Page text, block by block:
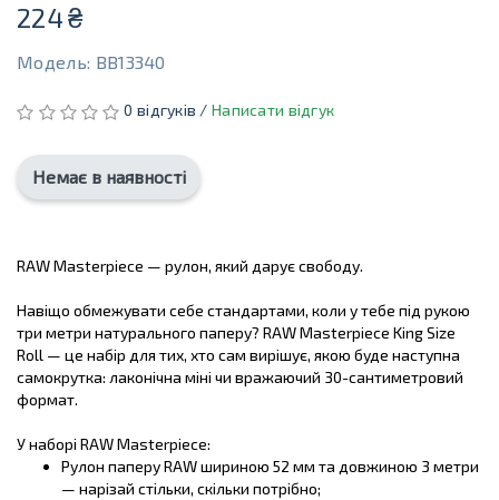
224₴
Модель: BB13340
0 відгуків /Написати відгук
Немає в наявності
RAW Masterpiece — рулон, який дарує свободу.
Навіщо обмежувати себе стандартами, коли у тебе під рукою
три метри натурального паперу? RAW Masterpiece King Size
Roll — це набір для тих, хто сам вирішує, якою буде наступна
самокрутка: лаконічна міні чи вражаючий 30-сантиметровий
формат.
У наборі RAW Masterpiece:
Рулон паперу RAW шириною 52 мм та довжиною 3 метри
— нарізай стільки, скільки потрібно;